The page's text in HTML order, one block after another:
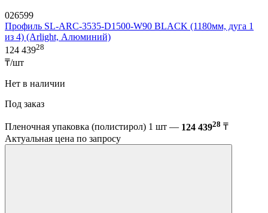
026599
Профиль SL-ARC-3535-D1500-W90 BLACK (1180мм, дуга 1
из 4) (Arlight, Алюминий)
124 43928
₸/шт
Нет в наличии
Под заказ
Пленочная упаковка (полистирол) 1 шт — 124 43928 ₸
Актуальная цена по запросу